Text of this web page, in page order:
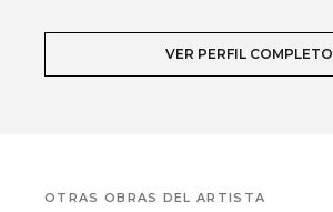
VER PERFIL COMPLETO
OTRAS OBRAS DEL ARTISTA